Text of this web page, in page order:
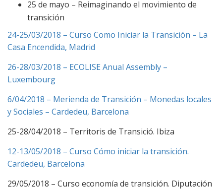
25 de mayo – Reimaginando el movimiento de
transición
24-25/03/2018 – Curso Como Iniciar la Transición – La
Casa Encendida, Madrid
26-28/03/2018 – ECOLISE Anual Assembly –
Luxembourg
6/04/2018 – Merienda de Transición – Monedas locales
y Sociales – Cardedeu, Barcelona
25-28/04/2018 – Territoris de Transició. Ibiza
12-13/05/2018 – Curso Cómo iniciar la transición.
Cardedeu, Barcelona
29/05/2018 – Curso economía de transición. Diputación